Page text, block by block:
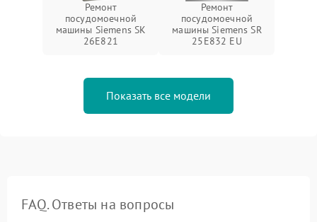
Ремонт
посудомоечной
машины Siemens SK
26E821
Ремонт
посудомоечной
машины Siemens SR
25E832 EU
Показать все модели
FAQ. Ответы на вопросы